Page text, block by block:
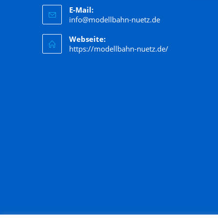
Hornby
Jägerndorfer
Kato
Kibri
E-Mail:
info@modellbahn-nuetz.de
Webseite:
https://modellbahn-nuetz.de/